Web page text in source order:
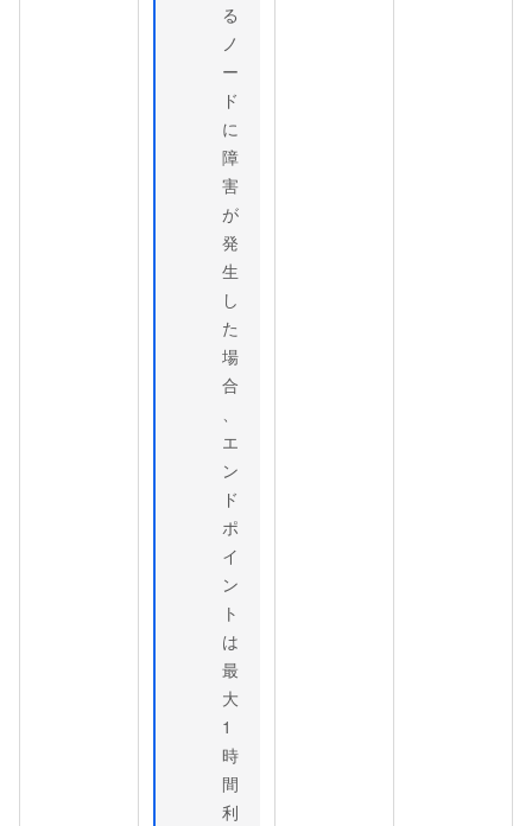
る
ノ
ー
ド
に
障
害
が
発
生
し
た
場
合
、
エ
ン
ド
ポ
イ
ン
ト
は
最
大
1
時
間
利